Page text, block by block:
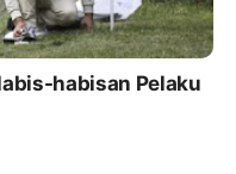
habisan Pelaku